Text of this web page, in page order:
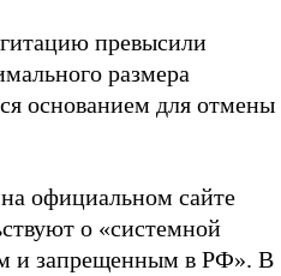
превысили
размера
основанием для отмены
официальном сайте
о «системной
и запрещенным в РФ». В